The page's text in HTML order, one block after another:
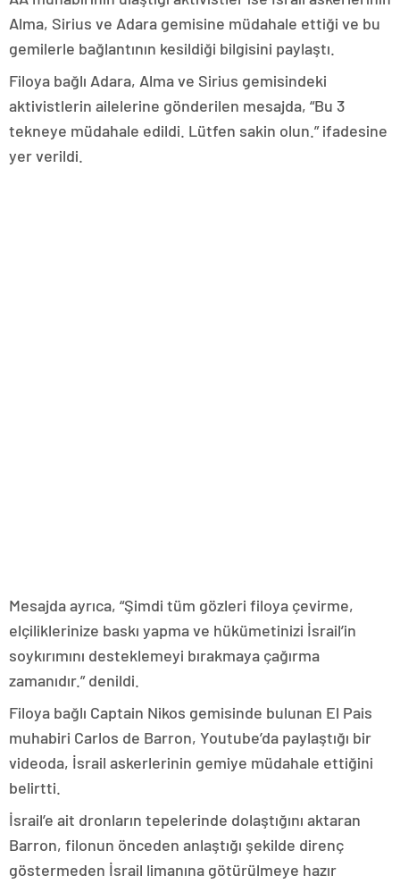
Alma, Sirius ve Adara gemisine müdahale ettiği ve bu
gemilerle bağlantının kesildiği bilgisini paylaştı.
Filoya bağlı Adara, Alma ve Sirius gemisindeki
aktivistlerin ailelerine gönderilen mesajda, “Bu 3
tekneye müdahale edildi. Lütfen sakin olun.” ifadesine
yer verildi.
Mesajda ayrıca, “Şimdi tüm gözleri filoya çevirme,
elçiliklerinize baskı yapma ve hükümetinizi İsrail’in
soykırımını desteklemeyi bırakmaya çağırma
zamanıdır.” denildi.
Filoya bağlı Captain Nikos gemisinde bulunan El Pais
muhabiri Carlos de Barron, Youtube’da paylaştığı bir
videoda, İsrail askerlerinin gemiye müdahale ettiğini
belirtti.
İsrail’e ait dronların tepelerinde dolaştığını aktaran
Barron, filonun önceden anlaştığı şekilde direnç
göstermeden İsrail limanına götürülmeye hazır